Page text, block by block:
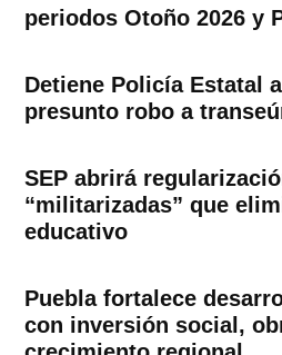
periodos Otoño 2026 y
Detiene Policía Estatal
presunto robo a
SEP abrirá
“militarizadas” que
educativo
Puebla fortalece
con inversión social,